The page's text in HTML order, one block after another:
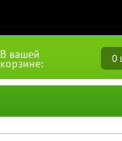
В вашей
корзине: 0